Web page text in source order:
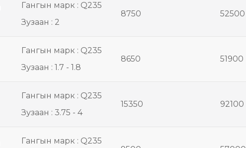
Гангын марк : Q235
Зузаан : 2
8750 52500
Гангын марк : Q235
Зузаан : 1.7 - 1.8
8650 51900
Гангын марк : Q235
Зузаан : 3.75 - 4
15350 92100
Гангын марк : Q235